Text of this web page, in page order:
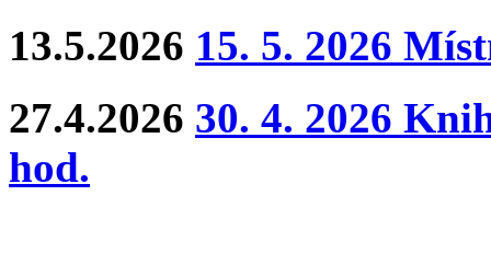
13.5.2026 15. 5. 2026
27.4.2026 30. 4. 2026
hod.